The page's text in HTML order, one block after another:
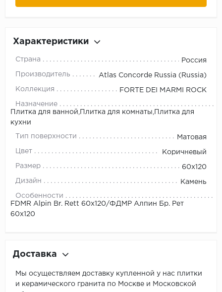
Характеристики
Страна Россия
Производитель Atlas Concorde Russia (Russia)
Коллекция FORTE DEI MARMI ROCK
Назначение
Плитка для ванной,Плитка для комнаты,Плитка для
кухни
Тип поверхности Матовая
Цвет Коричневый
Размер 60x120
Дизайн Камень
Особенности
FDMR Alpin Br. Rett 60x120/ФДМP Алпин Бр. Рет
60x120
Доставка
Мы осуществляем доставку купленной у нас плитки
и керамического гранита по Москве и Московской